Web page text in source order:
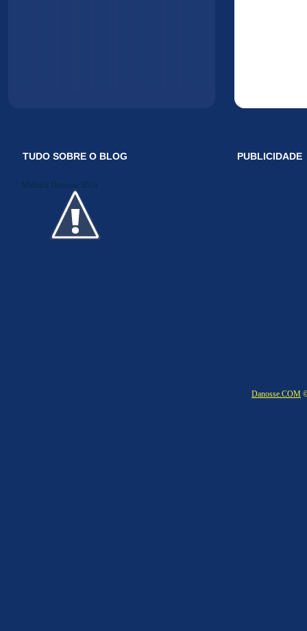
TUDO SOBRE O BLOG
Midiakit Danosse 2014
PUBLICIDADE
Danosse.COM